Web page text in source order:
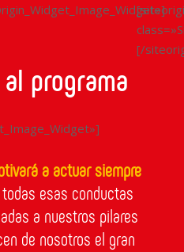
[/
programa
a actuar siempre
esas conductas
a nuestros pilares
de nosotros el gran